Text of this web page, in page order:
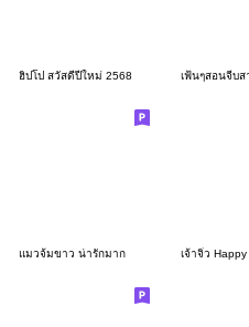
ฮิปโป สวัสดีปีใหม่ 2568 เฟ้นๆสอนจีบส
แมวจ้มขาว น่ารักมาก เจ้าจิ๋ว